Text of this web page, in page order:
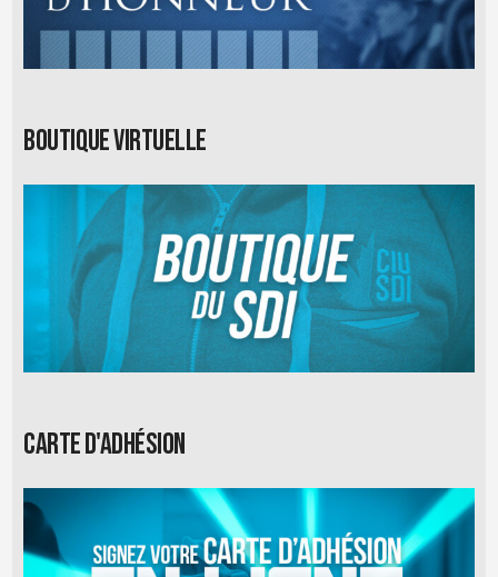
Boutique virtuelle
Carte d'adhésion